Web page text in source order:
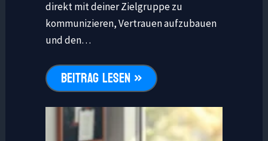
direkt mit deiner Zielgruppe zu
kommunizieren, Vertrauen aufzubauen
und den…
BEITRAG LESEN »